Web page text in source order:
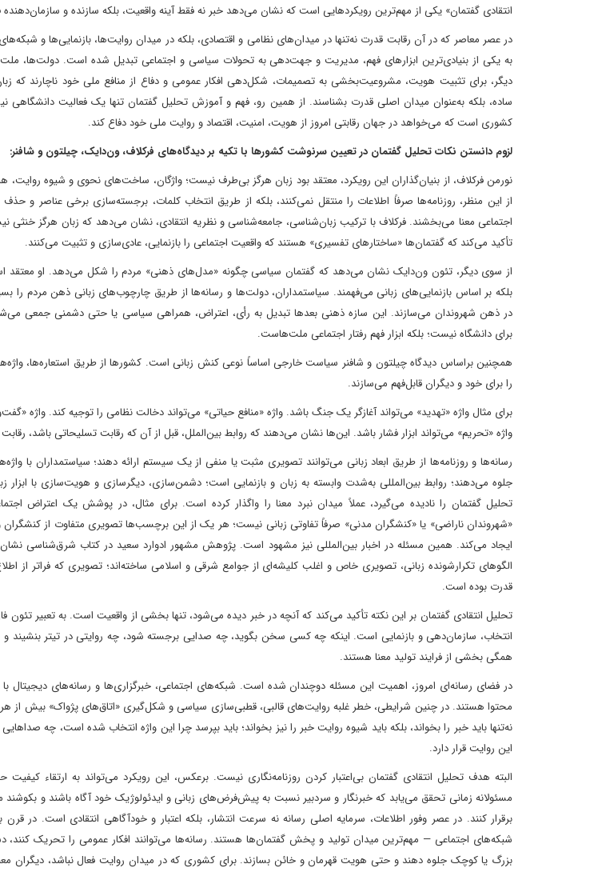
انتقادی گفتمان» یکی از مهم‌ترین رویکردهایی است که نشان می‌دهد خبر نه فقط آینه واقعیت، بلکه سازنده و
در عصر معاصر که در آن رقابت قدرت نه‌تنها در میدان‌های نظامی و اقتصادی، بلکه در میدان روایت‌ها، بازنمایی‌ها و
به یکی از بنیادی‌ترین ابزارهای فهم، مدیریت و جهت‌دهی به تحولات سیاسی و اجتماعی تبدیل شده است. دولت‌ها،
دیگر، برای تثبیت هویت، مشروعیت‌بخشی به تصمیمات، شکل‌دهی افکار عمومی و دفاع از منافع ملی خود ناچارند که
ساده، بلکه به‌عنوان میدان اصلی قدرت بشناسند. از همین رو، فهم و آموزش تحلیل گفتمان تنها یک فعالیت دانشگاهی
کشوری است که می‌خواهد در جهان رقابتی امروز از هویت، امنیت، اقتصاد و روایت ملی خود دفاع کند.
لزوم دانستن نکات تحلیل گفتمان در تعیین سرنوشت کشورها با تکیه بر دیدگاه‌های فرکلاف، ون‌دایک، چیلتون و شافنر:
نورمن فرکلاف، از بنیان‌گذاران این رویکرد، معتقد بود زبان هرگز بی‌طرف نیست؛ واژگان، ساخت‌های نحوی و شیوه روایت،
از این منظر، روزنامه‌ها صرفاً اطلاعات را منتقل نمی‌کنند، بلکه از طریق انتخاب کلمات، برجسته‌سازی برخی عناصر و
اجتماعی معنا می‌بخشند. فرکلاف با ترکیب زبان‌شناسی، جامعه‌شناسی و نظریه انتقادی، نشان می‌دهد که زبان هرگز
تأکید می‌کند که گفتمان‌ها «ساختارهای تفسیری» هستند که واقعیت اجتماعی را بازنمایی، عادی‌سازی و تثبیت می‌کنند.
از سوی دیگر، تئون ون‌دایک نشان می‌دهد که گفتمان سیاسی چگونه «مدل‌های ذهنی» مردم را شکل می‌دهد. او معتقد
بلکه بر اساس بازنمایی‌های زبانی می‌فهمند. سیاستمداران، دولت‌ها و رسانه‌ها از طریق چارچوب‌های زبانی ذهن مردم را
در ذهن شهروندان می‌سازند. این سازه ذهنی بعدها تبدیل به رأی، اعتراض، همراهی سیاسی یا حتی دشمنی جمعی
برای دانشگاه نیست؛ بلکه ابزار فهم رفتار اجتماعی ملت‌هاست.
همچنین براساس دیدگاه چیلتون و شافنر سیاست خارجی اساساً نوعی کنش زبانی است. کشورها از طریق استعاره‌ها،
را برای خود و دیگران قابل‌فهم می‌سازند.
برای مثال واژه «تهدید» می‌تواند آغازگر یک جنگ باشد. واژه «منافع حیاتی» می‌تواند دخالت نظامی را توجیه کند. واژه
واژه «تحریم» می‌تواند ابزار فشار باشد. این‌ها نشان می‌دهند که روابط بین‌الملل، قبل از آن که رقابت تسلیحاتی باشد،
رسانه‌ها و روزنامه‌ها از طریق ابعاد زبانی می‌توانند تصویری مثبت یا منفی از یک سیستم ارائه دهند؛ سیاستمداران
جلوه می‌دهند؛ روابط بین‌المللی به‌شدت وابسته به زبان و بازنمایی است؛ دشمن‌سازی، دیگرسازی و هویت‌سازی با ابزار
تحلیل گفتمان را نادیده می‌گیرد، عملاً میدان نبرد معنا را واگذار کرده است. برای مثال، در پوشش یک اعتراض
«شهروندان ناراضی» یا «کنشگران مدنی» صرفاً تفاوتی زبانی نیست؛ هر یک از این برچسب‌ها تصویری متفاوت از
ایجاد می‌کند. همین مسئله در اخبار بین‌المللی نیز مشهود است. پژوهش مشهور ادوارد سعید در کتاب شرق‌شناسی
الگوهای تکرارشونده زبانی، تصویری خاص و اغلب کلیشه‌ای از جوامع شرقی و اسلامی ساخته‌اند؛ تصویری که فراتر از
قدرت بوده است.
تحلیل انتقادی گفتمان بر این نکته تأکید می‌کند که آنچه در خبر دیده می‌شود، تنها بخشی از واقعیت است. به تعبیر
انتخاب، سازمان‌دهی و بازنمایی است. اینکه چه کسی سخن بگوید، چه صدایی برجسته شود، چه روایتی در تیتر بنشیند
همگی بخشی از فرایند تولید معنا هستند.
در فضای رسانه‌ای امروز، اهمیت این مسئله دوچندان شده است. شبکه‌های اجتماعی، خبرگزاری‌ها و رسانه‌های دیجیتال
محتوا هستند. در چنین شرایطی، خطر غلبه روایت‌های قالبی، قطبی‌سازی سیاسی و شکل‌گیری «اتاق‌های پژواک» بیش
نه‌تنها باید خبر را بخواند، بلکه باید شیوه روایت خبر را نیز بخواند؛ باید بپرسد چرا این واژه انتخاب شده است، چه
این روایت قرار دارد.
البته هدف تحلیل انتقادی گفتمان بی‌اعتبار کردن روزنامه‌نگاری نیست. برعکس، این رویکرد می‌تواند به ارتقاء کیفیت
مسئولانه زمانی تحقق می‌یابد که خبرنگار و سردبیر نسبت به پیش‌فرض‌های زبانی و ایدئولوژیک خود آگاه باشند و بکوشند
برقرار کنند. در عصر وفور اطلاعات، سرمایه اصلی رسانه نه سرعت انتشار، بلکه اعتبار و خودآگاهی انتقادی است. در
شبکه‌های اجتماعی — مهم‌ترین میدان تولید و پخش گفتمان‌ها هستند. رسانه‌ها می‌توانند افکار عمومی را تحریک کنند،
بزرگ یا کوچک جلوه دهند و حتی هویت قهرمان و خائن بسازند. برای کشوری که در میدان روایت فعال نباشد، دیگران